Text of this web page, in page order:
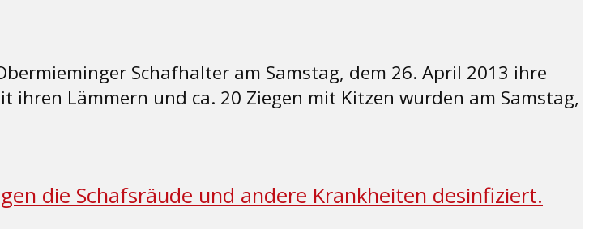
Schafhalter am Samstag, dem 26. April 2013 ihre
ihren Lämmern und ca. 20 Ziegen mit Kitzen wurden am Samstag,